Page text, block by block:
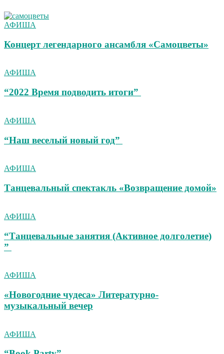
АФИША
Концерт легендарного ансамбля «Самоцветы»
АФИША
“2022 Время подводить итоги”
АФИША
“Наш веселый новый год”
АФИША
Танцевальный спектакль «Возвращение домой»
АФИША
“Танцевальные занятия (Активное долголетие)
”
АФИША
«Новогодние чудеса» Литературно-
музыкальный вечер
АФИША